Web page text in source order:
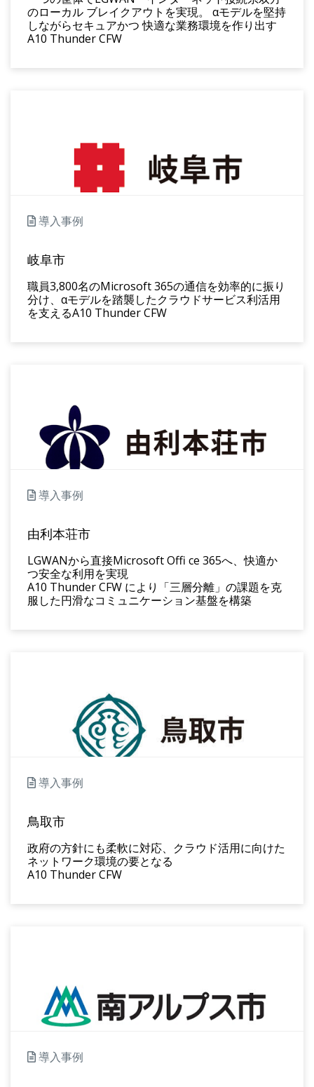
のローカル ブレイクアウトを実現。 αモデルを堅持
しながらセキュアかつ 快適な業務環境を作り出す
A10 Thunder CFW
導入事例
岐阜市
職員3,800名のMicrosoft 365の通信を効率的に振り
分け、αモデルを踏襲したクラウドサービス利活用
を支えるA10 Thunder CFW
導入事例
由利本荘市
LGWANから直接Microsoft Offi ce 365へ、快適か
つ安全な利用を実現
A10 Thunder CFW により「三層分離」の課題を克
服した円滑なコミュニケーション基盤を構築
導入事例
鳥取市
政府の方針にも柔軟に対応、クラウド活用に向けた
ネットワーク環境の要となる
A10 Thunder CFW
導入事例